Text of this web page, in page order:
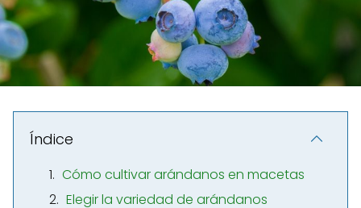
Índice
Cómo cultivar arándanos en macetas
Elegir la variedad de arándanos